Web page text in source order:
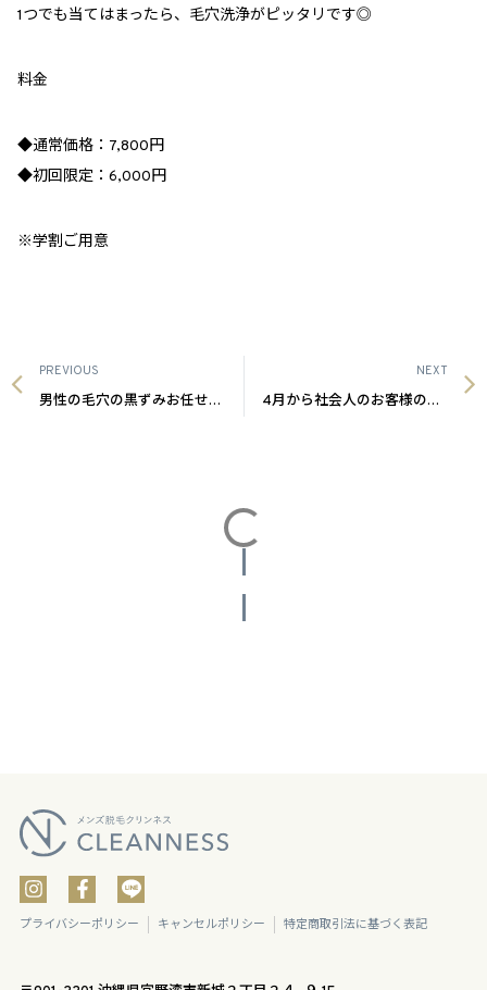
1つでも当てはまったら、毛穴洗浄がピッタリです◎
料金
◆通常価格： 7,800円
◆初回限定： 6,000円
※学割ご用意
PREVIOUS
男性の毛穴の黒ずみお任せください！沖縄メンズ脱毛
NEXT
4月から社会人のお客様の感想|沖縄メンズ脱毛
プライバシーポリシー キャンセルポリシー 特定商取引法に基づく表記